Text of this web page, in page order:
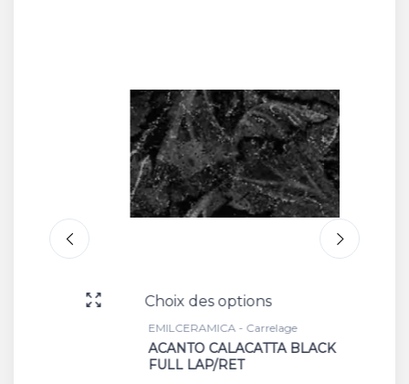
Choix des options
EMILCERAMICA - Carrelage
ACANTO CALACATTA BLACK
FULL LAP/RET